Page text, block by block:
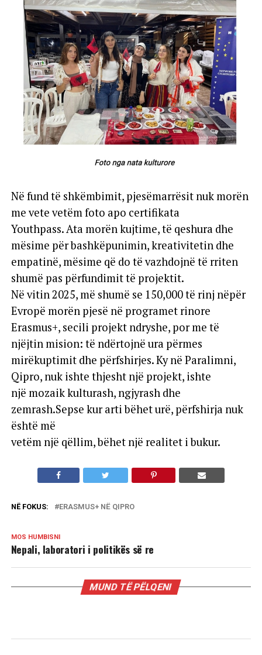
Në fund të shkëmbimit, pjesëmarrësit nuk morën
me vete vetëm foto apo certifikata
Youthpass. Ata morën kujtime, të qeshura dhe
mësime për bashkëpunimin, kreativitetin dhe
empatinë, mësime që do të vazhdojnë të rriten
shumë pas përfundimit të projektit.
Në vitin 2025, më shumë se 150,000 të rinj nëpër
Evropë morën pjesë në programet rinore
Erasmus+, secili projekt ndryshe, por me të
njëjtin mision: të ndërtojnë ura përmes
mirëkuptimit dhe përfshirjes. Ky në Paralimni,
Qipro, nuk ishte thjesht një projekt, ishte
një mozaik kulturash, ngjyrash dhe
zemrash.Sepse kur arti bëhet urë, përfshirja nuk
është më
vetëm një qëllim, bëhet një realitet i bukur.
NË FOKUS: ERASMUS+ NË QIPRO
MOS HUMBISNI
Nepali, laboratori i politikës së re
MUND TË PËLQENI